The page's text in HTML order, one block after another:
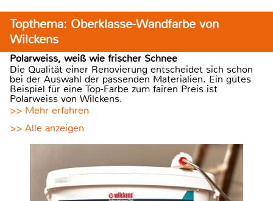
Topthema: Oberklasse-Wandfarbe von
Wilckens
Polarweiss, weiß wie frischer Schnee
Die Qualität einer Renovierung entscheidet sich schon
bei der Auswahl der passenden Materialien. Ein gutes
Beispiel für eine Top-Farbe zum fairen Preis ist
Polarweiss von Wilckens.
>> Mehr erfahren
>> Alle anzeigen